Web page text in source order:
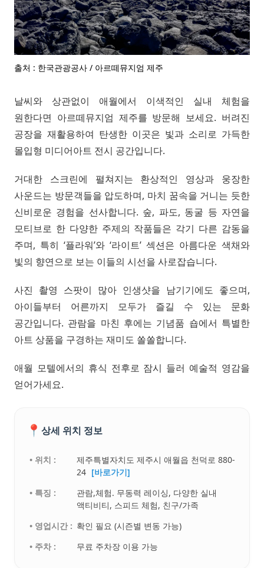
출처 : 한국관광공사 / 아르떼뮤지엄 제주
날씨와 상관없이 애월에서 이색적인 실내 체험을
원한다면 아르떼뮤지엄 제주를 방문해 보세요. 버려진
공장을 재활용하여 탄생한 이곳은 빛과 소리로 가득한
몰입형 미디어아트 전시 공간입니다.
거대한 스크린에 펼쳐지는 환상적인 영상과 웅장한
사운드는 방문객들을 압도하며, 마치 꿈속을 거니는 듯한
신비로운 경험을 선사합니다. 숲, 파도, 동굴 등 자연을
모티브로 한 다양한 주제의 작품들은 각기 다른 감동을
주며, 특히 ‘플라워’와 ‘라이트’ 섹션은 아름다운 색채와
빛의 향연으로 보는 이들의 시선을 사로잡습니다.
사진 촬영 스팟이 많아 인생샷을 남기기에도 좋으며,
아이들부터 어른까지 모두가 즐길 수 있는 문화
공간입니다. 관람을 마친 후에는 기념품 숍에서 특별한
아트 상품을 구경하는 재미도 쏠쏠합니다.
애월 모텔에서의 휴식 전후로 잠시 들러 예술적 영감을
얻어가세요.
📍 상세 위치 정보
• 위치 :
제주특별자치도 제주시 애월읍 천덕로 880-
24 [바로가기]
• 특징 :
관람,체험. 무동력 레이싱, 다양한 실내
액티비티, 스피드 체험, 친구/가족
• 영업시간 : 확인 필요 (시즌별 변동 가능)
• 주차 :
무료 주차장 이용 가능